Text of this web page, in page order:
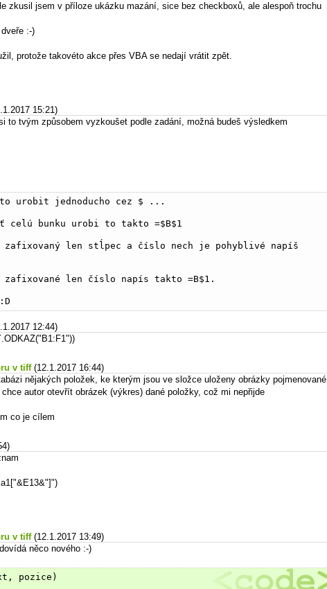
zkusil jsem v příloze ukázku mazání, sice bez checkboxů, ale alespoň trochu
:-)
protože takovéto akce přes VBA se nedají vrátit zpět.
15:21)
to tvým způsobem vyzkoušet podle zadání, možná budeš výsledkem
urobit jednoducho cez $ ...
celú bunku urobi to takto =$B$1
zafixovaný len stĺpec a číslo nech je pohyblivé napíš
zafixované len číslo napís takto =B$1.
12:44)
v tiff (12.1.2017 16:44)
nějakých položek, ke kterým jsou ve složce uloženy obrázky pojmenované
autor otevřít obrázek (výkres) dané položky, což mi nepřijde
co je cílem
v tiff (12.1.2017 13:49)
něco nového :-)
pozice)